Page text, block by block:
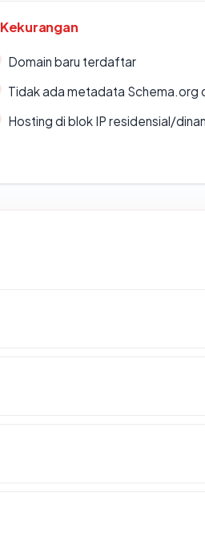
Kekurangan
Domain baru terdaftar
Tidak ada metadata Schema.org
Hosting di blok IP residensial/